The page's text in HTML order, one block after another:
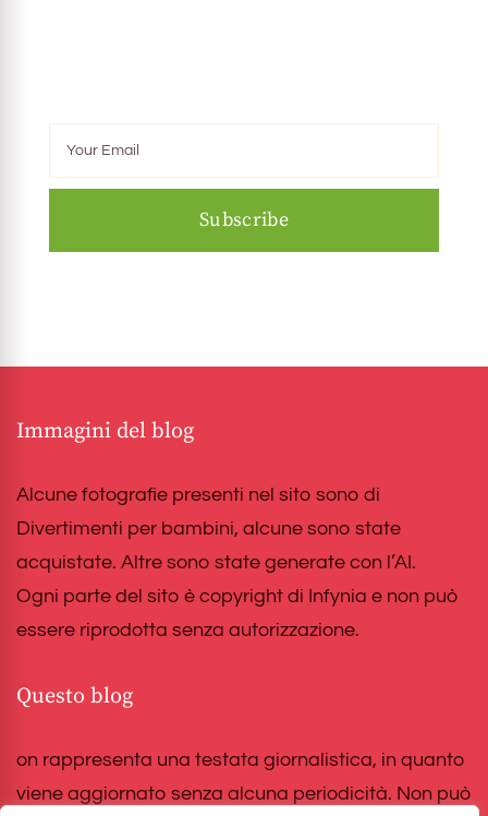
Immagini del blog
Alcune fotografie presenti nel sito sono di
Divertimenti per bambini, alcune sono state
acquistate. Altre sono state generate con l’AI.
Ogni parte del sito è copyright di Infynia e non può
essere riprodotta senza autorizzazione.
Questo blog
on rappresenta una testata giornalistica, in quanto
viene aggiornato senza alcuna periodicità. Non può